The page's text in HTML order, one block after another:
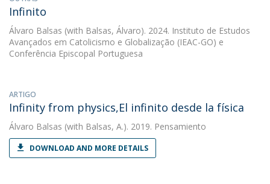
Infinito
Álvaro Balsas (with Balsas, Álvaro). 2024. Instituto de Estudos
Avançados em Catolicismo e Globalização (IEAC-GO) e
Conferência Episcopal Portuguesa
ARTIGO
Infinity from physics,El infinito desde la física
Álvaro Balsas (with Balsas, A.). 2019. Pensamiento
DOWNLOAD AND MORE DETAILS